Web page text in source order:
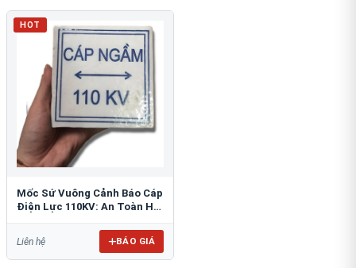
HOT
Mốc Sứ Vuông Cảnh Báo Cáp
Điện Lực 110KV: An Toàn Hệ
Liên hệ BÁO GIÁ